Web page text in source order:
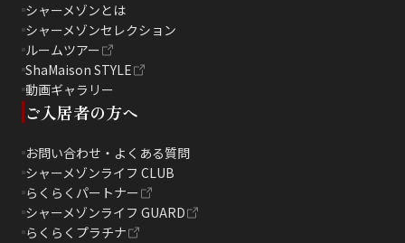
シャーメゾンとは
シャーメゾンセレクション
ルームツアー
ShaMaison STYLE
動画ギャラリー
ご入居者の方へ
お問い合わせ・よくある質問
シャーメゾンライフ CLUB
らくらくパートナー
シャーメゾンライフ GUARD
らくらくプラチナ